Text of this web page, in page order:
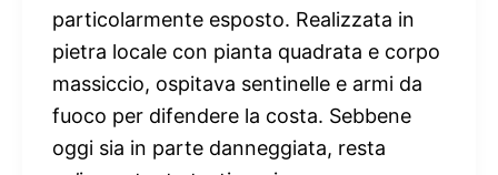
particolarmente esposto. Realizzata in
pietra locale con pianta quadrata e corpo
massiccio, ospitava sentinelle e armi da
fuoco per difendere la costa. Sebbene
oggi sia in parte danneggiata, resta